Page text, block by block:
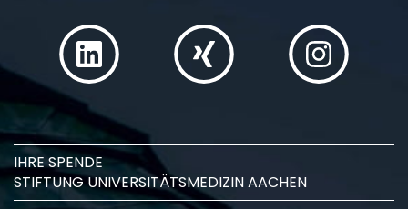
IHRE SPENDE
STIFTUNG UNIVERSITÄTSMEDIZIN AACHEN